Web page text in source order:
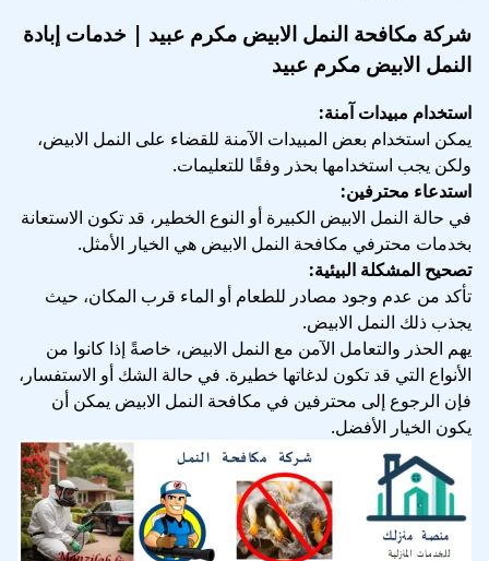
شركة مكافحة النمل الابيض مكرم عبيد | خدمات إبادة
النمل الابيض مكرم عبيد
استخدام مبيدات آمنة:
يمكن استخدام بعض المبيدات الآمنة للقضاء على النمل الابيض،
ولكن يجب استخدامها بحذر وفقًا للتعليمات.
استدعاء محترفين:
في حالة النمل الابيض الكبيرة أو النوع الخطير، قد تكون الاستعانة
بخدمات محترفي مكافحة النمل الابيض هي الخيار الأمثل.
تصحيح المشكلة البيئية:
تأكد من عدم وجود مصادر للطعام أو الماء قرب المكان، حيث
يجذب ذلك النمل الابيض.
يهم الحذر والتعامل الآمن مع النمل الابيض، خاصةً إذا كانوا من
الأنواع التي قد تكون لدغاتها خطيرة. في حالة الشك أو الاستفسار،
فإن الرجوع إلى محترفين في مكافحة النمل الابيض يمكن أن
يكون الخيار الأفضل.